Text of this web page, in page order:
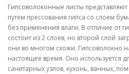
Гипсоволоконные листы
путем прессования гипса со слоем
без применения влаги. В отличие от
состоит из 2 слоев, но второй слой
они во многом схожи. Гипсоволокно
настоящее время. Оно используется
санитарных узлов, кухонь, ванных,